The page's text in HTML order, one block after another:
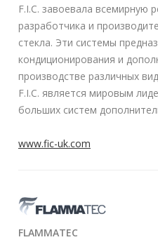
Аудиты и анализ данных
Экспертная
системаES III™
Камеры и датчики
Мероприятия
Лента новостей
F.I.C. завоевала всемирную
разработчика и
стекла. Эти системы
кондиционирования и
производстве различных
F.I.C. является мировым
больших систем
www.fic-uk.com
FLAMMATEC